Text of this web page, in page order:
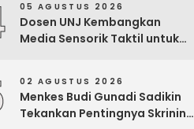
05 AGUSTUS 2026
Dosen UNJ Kembangkan
Media Sensorik Taktil untuk
02 AGUSTUS 2026
Menkes Budi Gunadi Sadikin
Tekankan Pentingnya Skrining